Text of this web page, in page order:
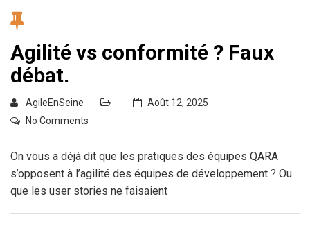
Agilité vs conformité ? Faux
débat.
AgileEnSeine
Août 12, 2025
No Comments
On vous a déjà dit que les pratiques des équipes QARA
s’opposent à l’agilité des équipes de développement ? Ou
que les user stories ne faisaient